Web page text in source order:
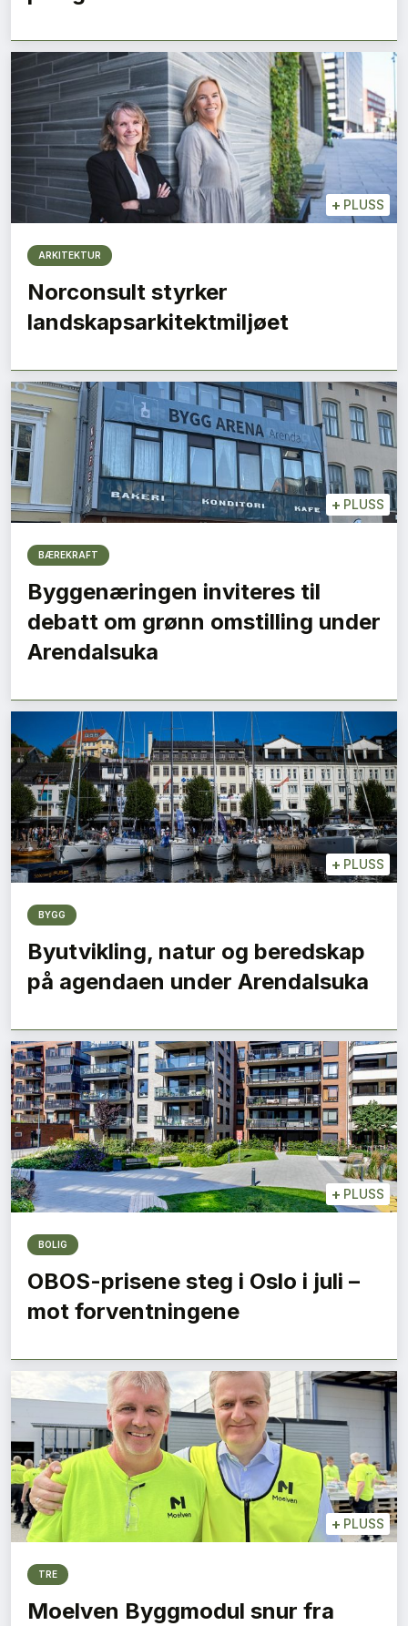
+ PLUSS
ARKITEKTUR
Norconsult styrker
landskapsarkitektmiljøet
+ PLUSS
BÆREKRAFT
Byggenæringen inviteres til
debatt om grønn omstilling under
Arendalsuka
+ PLUSS
BYGG
Byutvikling, natur og beredskap
på agendaen under Arendalsuka
+ PLUSS
BOLIG
OBOS-prisene steg i Oslo i juli –
mot forventningene
+ PLUSS
TRE
Moelven Byggmodul snur fra